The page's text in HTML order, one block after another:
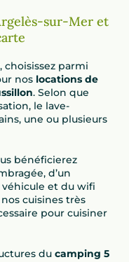
sur-Mer et
parmi
nos locations de
. Selon que
le lave-
une ou plusieurs
bénéficierez
d’un
et du wifi
cuisines très
pour cuisiner
du camping 5